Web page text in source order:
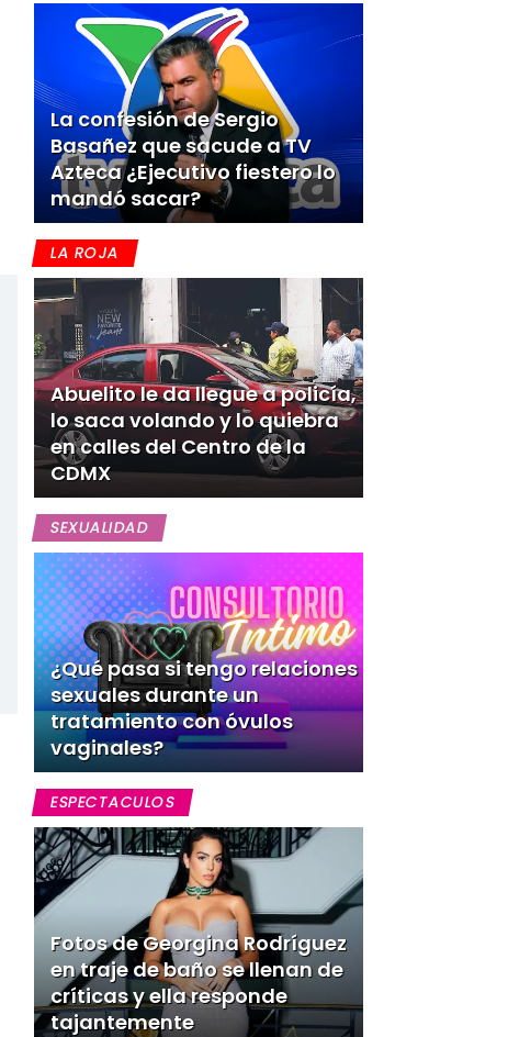
La confesión de Sergio
Basañez que sacude a TV
Azteca ¿Ejecutivo fiestero lo
mandó sacar?
LA ROJA
Abuelito le da llegue a policía,
lo saca volando y lo quiebra
en calles del Centro de la
CDMX
SEXUALIDAD
¿Qué pasa si tengo relaciones
sexuales durante un
tratamiento con óvulos
vaginales?
ESPECTACULOS
Fotos de Georgina Rodríguez
en traje de baño se llenan de
críticas y ella responde
tajantemente